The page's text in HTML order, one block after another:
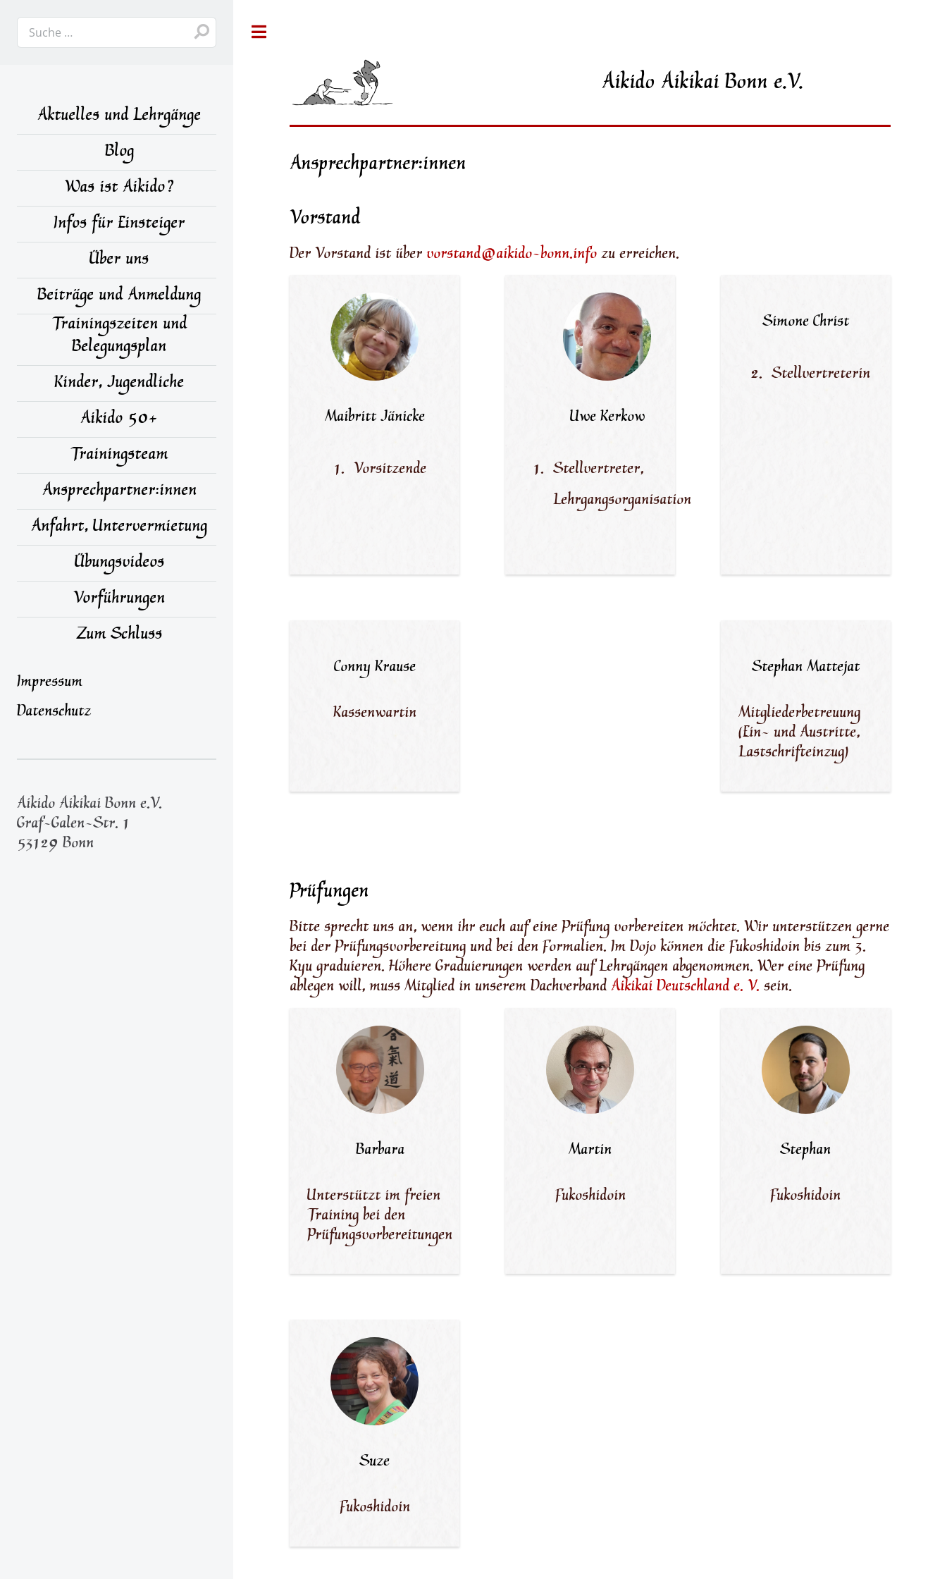
Aikido Aikikai Bonn e.V.
Ansprechpartner:innen
Vorstand
Der Vorstand ist über vorstand@aikido-bonn.info zu erreichen.
Maibritt Jänicke
Vorsitzende
Uwe Kerkow
Stellvertreter,
Lehrgangsorganisation
Simone Christ
Stellvertreterin
Conny Krause
Kassenwartin
Stephan Mattejat
Mitgliederbetreuung
(Ein- und Austritte,
Lastschrifteinzug)
Prüfungen
Bitte sprecht uns an, wenn ihr euch auf eine Prüfung vorbereiten möchtet. Wir unterstützen gerne
bei der Prüfungsvorbereitung und bei den Formalien. Im Dojo können die Fukoshidoin bis zum 3.
Kyu graduieren. Höhere Graduierungen werden auf Lehrgängen abgenommen. Wer eine Prüfung
ablegen will, muss Mitglied in unserem DachverbandAikikai Deutschland e. V. sein.
Barbara
Unterstützt im freien
Training bei den
Prüfungsvorbereitungen
Martin
Fukoshidoin
Stephan
Fukoshidoin
Suze
Fukoshidoin
Aktuelles und Lehrgänge
Blog
Was ist Aikido?
Infos für Einsteiger
Über uns
Beiträge und Anmeldung
Trainingszeiten und
Belegungsplan
Kinder, Jugendliche
Aikido 50+
Trainingsteam
Ansprechpartner:innen
Anfahrt, Untervermietung
Übungsvideos
Vorführungen
Zum Schluss
Impressum
Datenschutz
Aikido Aikikai Bonn e.V.
Graf-Galen-Str. 1
53129 Bonn